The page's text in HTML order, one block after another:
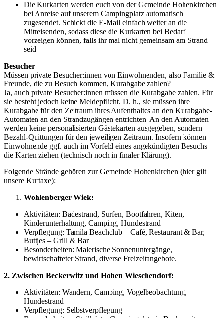
Die Kurkarten werden euch von der Gemeinde Hohenkirchen
bei Anreise auf unserem Campingplatz automatisch
zugesendet. Schickt die E-Mail einfach weiter an die
Mitreisenden, sodass diese die Kurkarten bei Bedarf
vorzeigen können, falls ihr mal nicht gemeinsam am Strand
seid.
Besucher
Müssen private Besucher:innen von Einwohnenden, also Familie &
Freunde, die zu Besuch kommen, Kurabgabe zahlen?
Ja, auch private Besucher:innen müssen die Kurabgabe zahlen. Für
sie besteht jedoch keine Meldepflicht. D. h., sie müssen ihre
Kurabgabe für den Zeitraum ihres Aufenthaltes an den Kurabgabe-
Automaten an den Strandzugängen entrichten. An den Automaten
werden keine personalisierten Gästekarten ausgegeben, sondern
Bezahl-Quittungen für den jeweiligen Zeitraum. Insofern können
Einwohnende ggf. auch im Vorfeld eines angekündigten Besuchs
die Karten ziehen (technisch noch in finaler Klärung).
Folgende Strände gehören zur Gemeinde Hohenkirchen (hier gilt
unsere Kurtaxe):
Wohlenberger Wiek:
Aktivitäten: Badestrand, Surfen, Bootfahren, Kiten,
Kinderunterhaltung, Camping, Hundestrand
Verpflegung: Tamila Beachclub – Café, Restaurant & Bar,
Buttjes – Grill & Bar
Besonderheiten: Malerische Sonnenuntergänge,
bewirtschafteter Strand, diverse Freizeitangebote.
2. Zwischen Beckerwitz und Hohen Wieschendorf:
Aktivitäten: Wandern, Camping, Vogelbeobachtung,
Hundestrand
Verpflegung: Selbstverpflegung